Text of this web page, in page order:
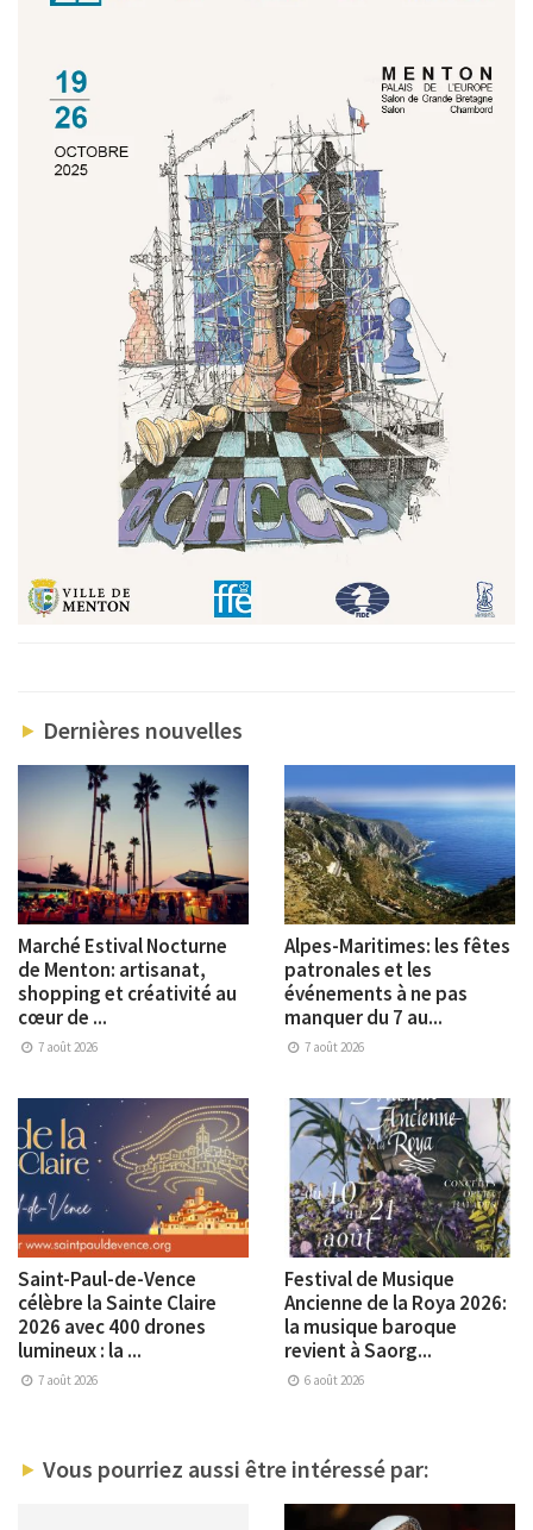
Dernières nouvelles
Marché Estival Nocturne
de Menton: artisanat,
shopping et créativité au
cœur de ...
7 août 2026
Alpes-Maritimes: les fêtes
patronales et les
événements à ne pas
manquer du 7 au...
7 août 2026
Saint-Paul-de-Vence
célèbre la Sainte Claire
2026 avec 400 drones
lumineux : la ...
7 août 2026
Festival de Musique
Ancienne de la Roya 2026:
la musique baroque
revient à Saorg...
6 août 2026
Vous pourriez aussi être intéressé par: